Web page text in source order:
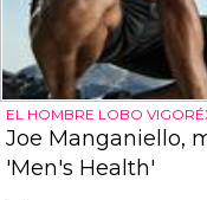
EL HOMBRE LOBO
Joe Manganiello,
'Men's Health'